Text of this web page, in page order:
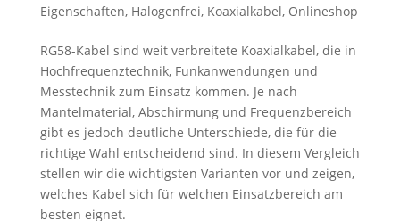
Eigenschaften, Halogenfrei, Koaxialkabel, Onlineshop
RG58-Kabel sind weit verbreitete Koaxialkabel, die in
Hochfrequenztechnik, Funkanwendungen und
Messtechnik zum Einsatz kommen. Je nach
Mantelmaterial, Abschirmung und Frequenzbereich
gibt es jedoch deutliche Unterschiede, die für die
richtige Wahl entscheidend sind. In diesem Vergleich
stellen wir die wichtigsten Varianten vor und zeigen,
welches Kabel sich für welchen Einsatzbereich am
besten eignet.